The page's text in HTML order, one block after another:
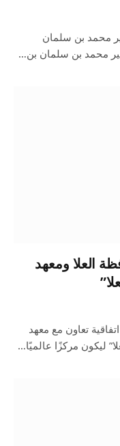
محمد بن سلمان
محمد بن سلمان بن…
العلا ومعهد
تعاون مع معهد
ليكون مركزًا عالميًا…